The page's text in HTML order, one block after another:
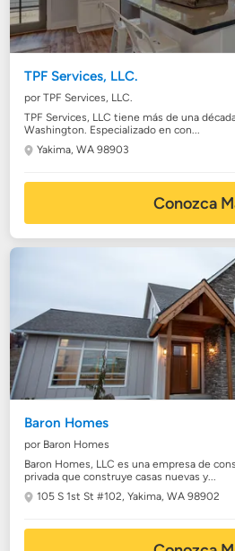
TPF Services, LLC.
por TPF Services, LLC.
TPF Services, LLC tiene más de una
Washington. Especializado en con...
Yakima, WA 98903
Conozca
Baron Homes
por Baron Homes
Baron Homes, LLC es una empresa de
privada que construye casas nuevas y...
105 S 1st St #102,Yakima, WA 98902